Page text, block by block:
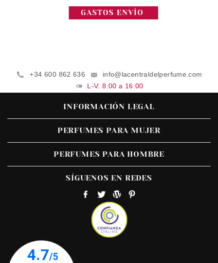
+34 600 862 636
info@lacentraldelperfume.com
L-V: 8:00 a 16:00
INFORMACIÓN LEGAL
PERFUMES PARA MUJER
PERFUMES PARA HOMBRE
SÍGUENOS EN REDES